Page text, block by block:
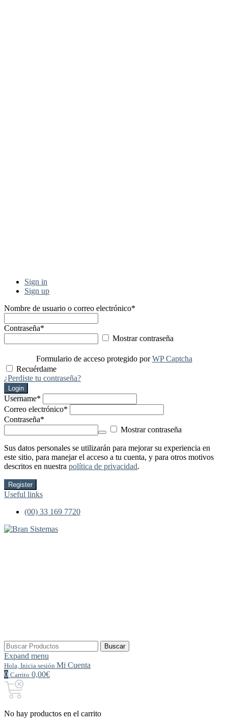
Sign in
Sign up
Nombre de usuario o correo electrónico*
Contraseña*
Mostrar contraseña
Formulario de acceso protegido porWP Captcha
Recuérdame
¿Perdiste tu contraseña?
Login
Username*
Correo electrónico*
Contraseña*
Mostrar contraseña
Sus datos personales se utilizarán para mejorar su experiencia en
este sitio, para manejar el acceso a tu cuenta, y para otros motivos
descritos en nuestra política de privacidad.
Register
Useful links
(00) 33 169 7720
Buscar
por:
Buscar
Expand menu
Hola, Inicia sesión Mi Cuenta
0 Carrito 0,00€
No hay productos en el carrito